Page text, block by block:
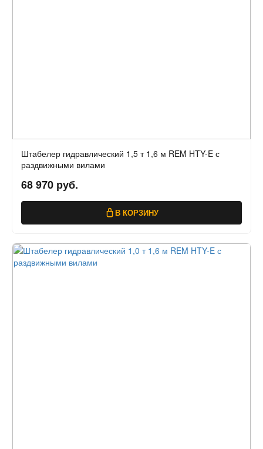
Штабелер гидравлический 1,5 т 1,6 м REM HTY-E с
раздвижными вилами
68 970 руб.
В КОРЗИНУ